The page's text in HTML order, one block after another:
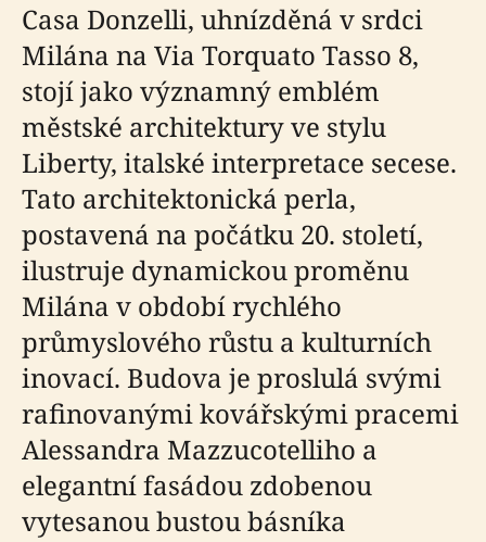
Casa Donzelli, uhnízděná v srdci
Milána na Via Torquato Tasso 8,
stojí jako významný emblém
městské architektury ve stylu
Liberty, italské interpretace secese.
Tato architektonická perla,
postavená na počátku 20. století,
ilustruje dynamickou proměnu
Milána v období rychlého
průmyslového růstu a kulturních
inovací. Budova je proslulá svými
rafinovanými kovářskými pracemi
Alessandra Mazzucotelliho a
elegantní fasádou zdobenou
vytesanou bustou básníka